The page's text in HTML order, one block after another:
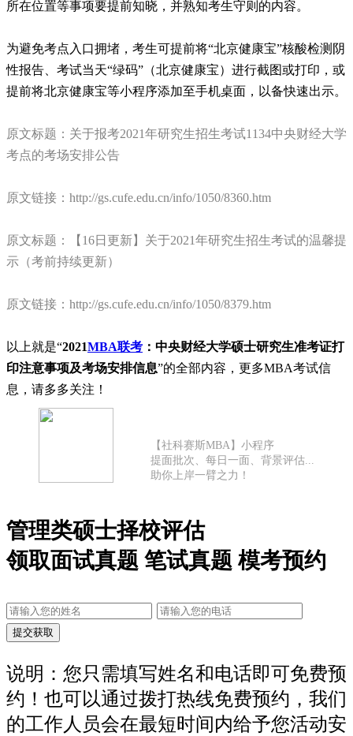
所在位置等事项要提前知晓，并熟知考生守则的内容。
为避免考点入口拥堵，考生可提前将“北京健康宝”核酸检测阴
性报告、考试当天“绿码”（北京健康宝）进行截图或打印，或
提前将北京健康宝等小程序添加至手机桌面，以备快速出示。
原文标题：关于报考2021年研究生招生考试1134中央财经大学
考点的考场安排公告
原文链接：http://gs.cufe.edu.cn/info/1050/8360.htm
原文标题：【16日更新】关于2021年研究生招生考试的温馨提
示（考前持续更新）
原文链接：http://gs.cufe.edu.cn/info/1050/8379.htm
以上就是“2021MBA联考 ：中央财经大学硕士研究生准考证打
印注意事项及考场安排信息”的全部内容，更多MBA考试信
息，请多多关注！
【社科赛斯MBA】小程序
提面批次、每日一面、背景评估...
助你上岸一臂之力！
管理类硕士择校评估
领取面试真题 笔试真题 模考预约
说明：您只需填写姓名和电话即可免费预
约！也可以通过拨打热线免费预约，我们
的工作人员会在最短时间内给予您活动安